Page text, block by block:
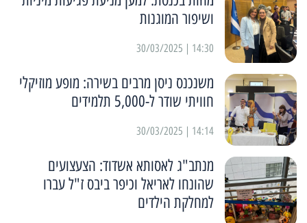
ושיפור המוגנות
14:30 | 30/03/2025
משנכנס ניסן מרבים בשירה: מופע מוזיקלי
חוויתי שודר ל-5,000 תלמידים
14:14 | 30/03/2025
מנתב"ג לאסותא אשדוד: הצעצועים
שהונחו לאריאל וכיפר ביבס ז"ל עברו
למחלקת הילדים